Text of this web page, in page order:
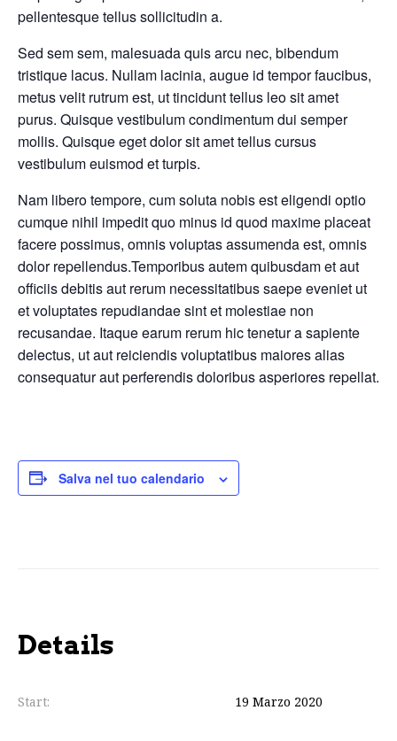
pellentesque tellus sollicitudin a.
Sed sem sem, malesuada quis arcu nec, bibendum
tristique lacus. Nullam lacinia, augue id tempor faucibus,
metus velit rutrum est, ut tincidunt tellus leo sit amet
purus. Quisque vestibulum condimentum dui semper
mollis. Quisque eget dolor sit amet tellus cursus
vestibulum euismod et turpis.
Nam libero tempore, cum soluta nobis est eligendi optio
cumque nihil impedit quo minus id quod maxime placeat
facere possimus, omnis voluptas assumenda est, omnis
dolor repellendus.Temporibus autem quibusdam et aut
officiis debitis aut rerum necessitatibus saepe eveniet ut
et voluptates repudiandae sint et molestiae non
recusandae. Itaque earum rerum hic tenetur a sapiente
delectus, ut aut reiciendis voluptatibus maiores alias
consequatur aut perferendis doloribus asperiores repellat.
Salva nel tuo calendario
Details
Start: 19 Marzo 2020